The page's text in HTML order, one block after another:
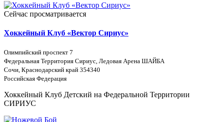
Сейчас просматривается
Хоккейный Клуб «Вектор Сириус»
Олимпийский проспект 7
Федеральная Территория Сириус, Ледовая Арена ШАЙБА
Сочи, Краснодарский край 354340
Российская Федерация
Хоккейный Клуб Детский на Федеральной Территории
СИРИУС